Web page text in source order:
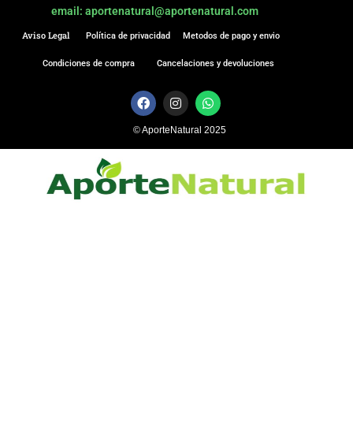
email: aportenatural@aportenatural.com
Aviso Legal Política de privacidad
Condiciones de compra
Metodos de pago y envio
Cancelaciones y devoluciones
F
a
e
b
o
k
I
n
t
a
r
a
m
W
h
t
s
p
© AporteNatural 2025